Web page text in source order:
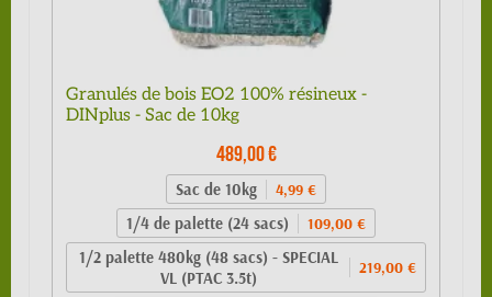
Granulés de bois EO2 100% résineux -
DINplus - Sac de 10kg
489,00 €
Sac de 10kg 4,99 €
1/4 de palette (24 sacs) 109,00 €
1/2 palette 480kg (48 sacs) - SPECIAL
VL (PTAC 3.5t)
219,00 €